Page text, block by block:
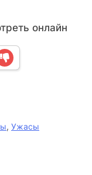
онлайн
, Ужасы